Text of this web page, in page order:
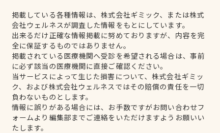
掲載している各種情報は、株式会社ギミック、または株式
会社ウェルネスが調査した情報をもとにしています。
出来るだけ正確な情報掲載に努めておりますが、内容を完
全に保証するものではありません。
掲載されている医療機関へ受診を希望される場合は、事前
に必ず該当の医療機関に直接ご確認ください。
当サービスによって生じた損害について、株式会社ギミッ
ク、および株式会社ウェルネスではその賠償の責任を一切
負わないものとします。
情報に誤りがある場合には、お手数ですがお問い合わせフ
ォームより編集部までご連絡をいただけますようお願いい
たします。